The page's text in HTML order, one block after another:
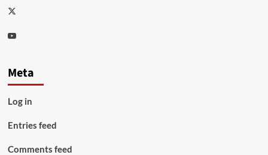
Twitter
Youtube
Meta
Log in
Entries feed
Comments feed